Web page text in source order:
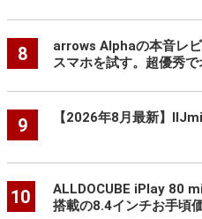
8
arrows Alphaの本音レ
スマホを試す。超優秀で
9 【2026年8月最新】
10
ALLDOCUBE iPlay 80
搭載の8.4インチお手頃